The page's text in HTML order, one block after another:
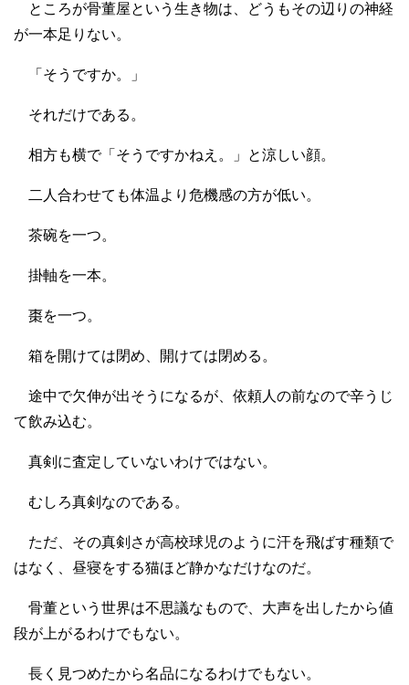
ところが骨董屋という生き物は、どうもその辺りの神経
が一本足りない。
「そうですか。」
それだけである。
相方も横で「そうですかねえ。」と涼しい顔。
二人合わせても体温より危機感の方が低い。
茶碗を一つ。
掛軸を一本。
棗を一つ。
箱を開けては閉め、開けては閉める。
途中で欠伸が出そうになるが、依頼人の前なので辛うじ
て飲み込む。
真剣に査定していないわけではない。
むしろ真剣なのである。
ただ、その真剣さが高校球児のように汗を飛ばす種類で
はなく、昼寝をする猫ほど静かなだけなのだ。
骨董という世界は不思議なもので、大声を出したから値
段が上がるわけでもない。
長く見つめたから名品になるわけでもない。